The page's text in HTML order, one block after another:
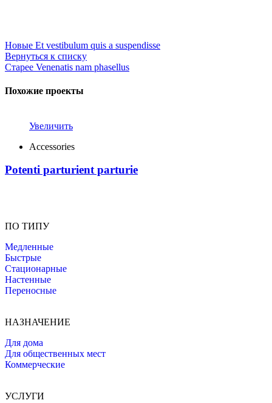
Новые Et vestibulum quis a suspendisse
Вернуться к списку
Старее Venenatis nam phasellus
Похожие проекты
Увеличить
Accessories
Potenti parturient parturie
ПО ТИПУ
Медленные
Быстрые
Стационарные
Настенные
Переносные
НАЗНАЧЕНИЕ
Для дома
Для общественных мест
Коммерческие
УСЛУГИ